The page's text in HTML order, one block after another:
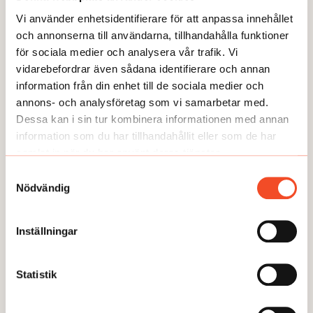
Vi använder enhetsidentifierare för att anpassa innehållet
och annonserna till användarna, tillhandahålla funktioner
för sociala medier och analysera vår trafik. Vi
vidarebefordrar även sådana identifierare och annan
information från din enhet till de sociala medier och
annons- och analysföretag som vi samarbetar med.
Dessa kan i sin tur kombinera informationen med annan
information som du har tillhandahållit eller som de har
samlat in när du har använt deras tjänster.
Nödvändig
Inställningar
Statistik
om man tänker på vad man
vill ha för arbetsmiljö på sin
arbetsplats.
Cecilia Eek
Det finns även en grupp sjukskrivna som uppger att
arbetsplats. Hälften av dem säger att det inte har
behövts eller att de fortfarande är för sjuka. Flertalet
av dem återfinns bland de som är sjukskrivna för
andra diagnoser som cancer-, och hjärt- och
behövt men inte fått.
– Där finns det arbetsgivare som inte har gjort vad de